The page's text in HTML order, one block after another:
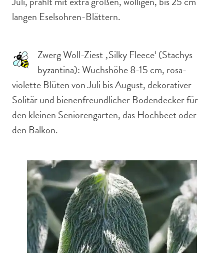
langen Eselsohren-Blättern.
Zwerg Woll-Ziest ‚Silky Fleece‘ (Stachys
byzantina): Wuchshöhe 8-15 cm, rosa-
violette Blüten von Juli bis August, dekorativer
Solitär und bienenfreundlicher Bodendecker für
den kleinen Seniorengarten, das Hochbeet oder
den Balkon.